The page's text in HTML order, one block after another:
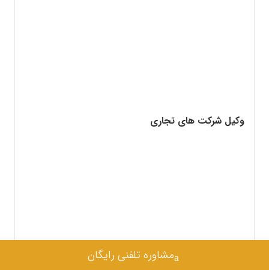
وکیل شرکت های تجاری
مشاوره تلفنی رایگان